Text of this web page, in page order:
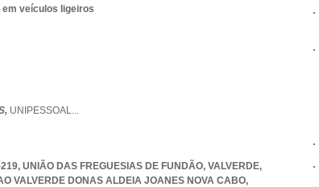
veículos ligeiros
UNIPESSOAL...
UNIÃO DAS FREGUESIAS DE FUNDÃO, VALVERDE,
VALVERDE DONAS ALDEIA JOANES NOVA CABO,